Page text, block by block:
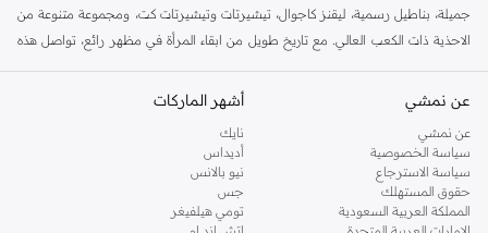
جميلة، بناطيل رسمية، ليقنز كاجوال، تيشيرتات وتيشيرتات كت، ومجموعة متنوعة من
الاحذية ذات الكعب العالي. مع تاريخ طويل من ابقاء المرأة في مظهر رائع، تواصل هذه
كنت تقومين بتجديد خزانة ملابسك الملائمة للعمل، البحث عن فستان مثالي للحفلات او
اليه.
تسوقي دوروثي بيركنز اون لاين مسقط
تسوقي دوروثي بيركنز اون لاين من نمشي واستمتعي باكثر من الف ستايل من مجموعة
عن نمشي
عن نمشي
سياسة الخصوصية
سياسة الاسترجاع
حقوق المستهلك
المملكة العربية السعودية
أشهر الماركات
نايك
أديداس
نيو بالانس
جس
تومي هيلفيغر